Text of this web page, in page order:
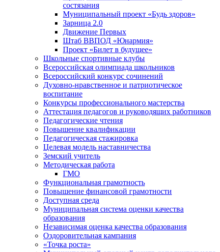
состязания
Муниципальный проект «Будь здоров»
Зарница 2.0
Движение Первых
Штаб ВВПОД «Юнармия»
Проект «Билет в будущее»
Школьные спортивные клубы
Всероссийская олимпиада школьников
Всероссийский конкурс сочинений
Духовно-нравственное и патриотическое
воспитание
Конкурсы профессионального мастерства
Аттестация педагогов и руководящих работников
Педагогические чтения
Повышение квалификации
Педагогическая стажировка
Целевая модель наставничества
Земский учитель
Методическая работа
ГМО
Функциональная грамотность
Повышение финансовой грамотности
Доступная среда
Муниципальная система оценки качества
образования
Независимая оценка качества образования
Оздоровительная кампания
«Точка роста»